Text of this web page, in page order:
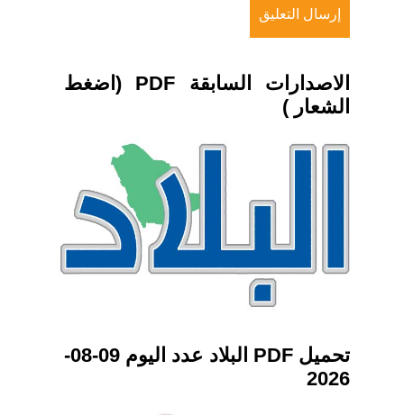
الاصدارات السابقة PDF (اضغط
الشعار )
تحميل PDF البلاد عدد اليوم 09-08-
2026